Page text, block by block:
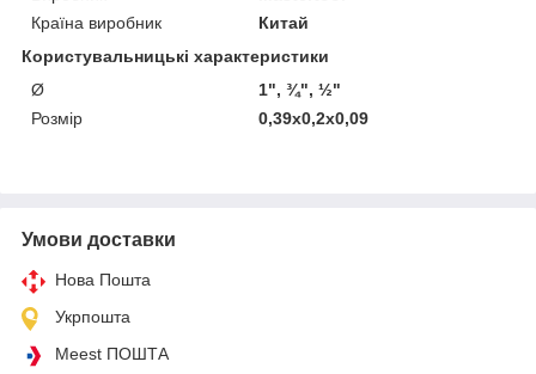
Країна виробник
Китай
Користувальницькі характеристики
Ø
1", ¾", ½"
Розмір
0,39x0,2x0,09
Умови доставки
Нова Пошта
Укрпошта
Meest ПОШТА